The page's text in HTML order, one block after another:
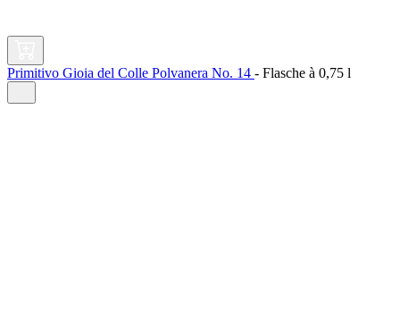
Primitivo Gioia del Colle Polvanera No. 14 - Flasche à 0,75 l